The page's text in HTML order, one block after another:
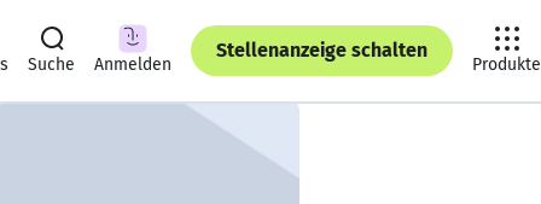
Suche Anmelden
Stellenanzeige schalten
Produkte